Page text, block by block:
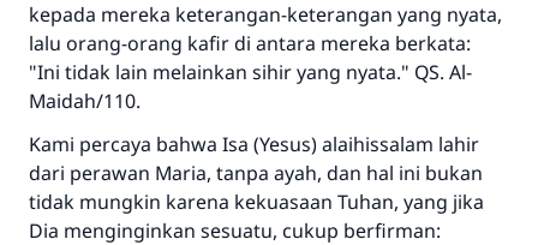
kepada mereka keterangan-keterangan yang nyata,
lalu orang-orang kafir di antara mereka berkata:
"Ini tidak lain melainkan sihir yang nyata." QS. Al-
Maidah/110.
Kami percaya bahwa Isa (Yesus) alaihissalam lahir
dari perawan Maria, tanpa ayah, dan hal ini bukan
tidak mungkin karena kekuasaan Tuhan, yang jika
Dia menginginkan sesuatu, cukup berfirman: